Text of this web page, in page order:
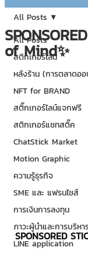
All Posts
สติกเกอร์ไลน์
หลังร้าน (การตลาดออ
NFT for BRAND
สติ๊กเกอร์ไลน์แจกฟรี
สติกเกอร์แชทสติ๊ค
ChatStick Market
Motion Graphic
ความรู้ธุรกิจ
SME และ แฟรนไชส์
การเงินการลงทุน
ภาวะผู้นำและการบริหา
LINE application
All Posts
of Mind✨
SPONSORED